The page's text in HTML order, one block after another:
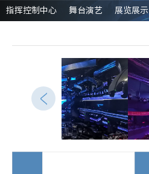
指挥控制中心 舞台演艺 展览展示